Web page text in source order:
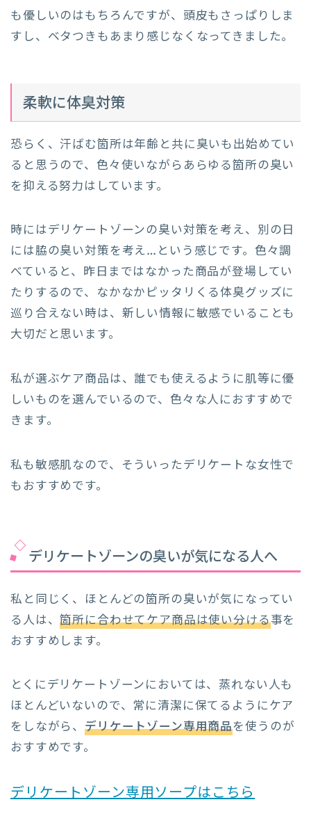
も優しいのはもちろんですが、頭皮もさっぱりしま
すし、ベタつきもあまり感じなくなってきました。
柔軟に体臭対策
恐らく、汗ばむ箇所は年齢と共に臭いも出始めてい
ると思うので、色々使いながらあらゆる箇所の臭い
を抑える努力はしています。
時にはデリケートゾーンの臭い対策を考え、別の日
には脇の臭い対策を考え…という感じです。色々調
べていると、昨日まではなかった商品が登場してい
たりするので、なかなかピッタリくる体臭グッズに
巡り合えない時は、新しい情報に敏感でいることも
大切だと思います。
私が選ぶケア商品は、誰でも使えるように肌等に優
しいものを選んでいるので、色々な人におすすめで
きます。
私も敏感肌なので、そういったデリケートな女性で
もおすすめです。
デリケートゾーンの臭いが気になる人へ
私と同じく、ほとんどの箇所の臭いが気になってい
る人は、箇所に合わせてケア商品は使い分ける事を
おすすめします。
とくにデリケートゾーンにおいては、蒸れない人も
ほとんどいないので、常に清潔に保てるようにケア
をしながら、デリケートゾーン専用商品を使うのが
おすすめです。
デリケートゾーン専用ソープはこちら